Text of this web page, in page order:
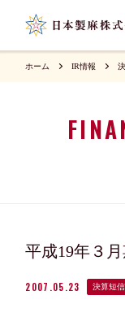
ホーム IR情報
平成19年３
2007.05.23 決算短信